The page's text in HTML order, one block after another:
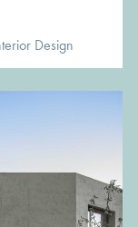
Design